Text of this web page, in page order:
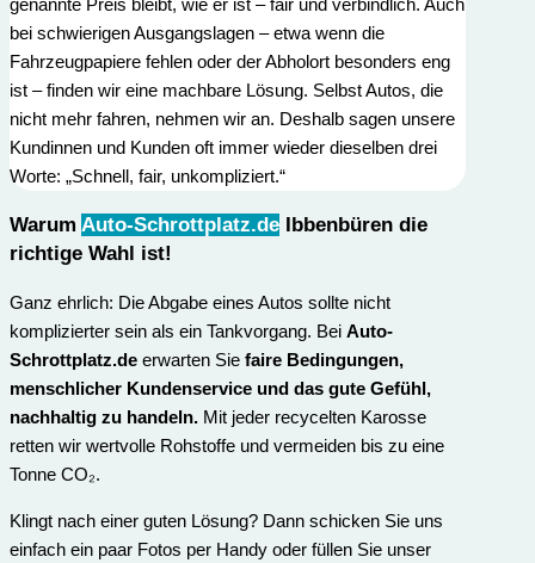
genannte Preis bleibt, wie er ist – fair und verbindlich. Auch
bei schwierigen Ausgangslagen – etwa wenn die
Fahrzeugpapiere fehlen oder der Abholort besonders eng
ist – finden wir eine machbare Lösung. Selbst Autos, die
nicht mehr fahren, nehmen wir an. Deshalb sagen unsere
Kundinnen und Kunden oft immer wieder dieselben drei
Worte: „Schnell, fair, unkompliziert.“
Warum Auto-Schrottplatz.de Ibbenbüren die
richtige Wahl ist!
Ganz ehrlich: Die Abgabe eines Autos sollte nicht
komplizierter sein als ein Tankvorgang. Bei Auto-
Schrottplatz.de erwarten Sie faire Bedingungen,
menschlicher Kundenservice und das gute Gefühl,
nachhaltig zu handeln. Mit jeder recycelten Karosse
retten wir wertvolle Rohstoffe und vermeiden bis zu eine
Tonne CO₂.
Klingt nach einer guten Lösung? Dann schicken Sie uns
einfach ein paar Fotos per Handy oder füllen Sie unser